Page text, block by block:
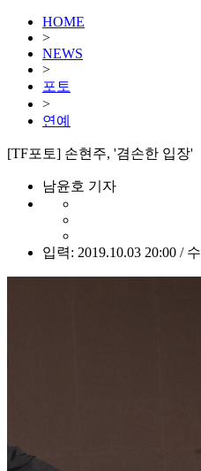
HOME
>
NEWS
>
포토
>
연예
[TF포토] 손현주, '겸손한 입장'
남윤호 기자
입력: 2019.10.03 20:00 /